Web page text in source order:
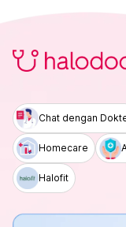
Chat dengan
Homecare
Halofit